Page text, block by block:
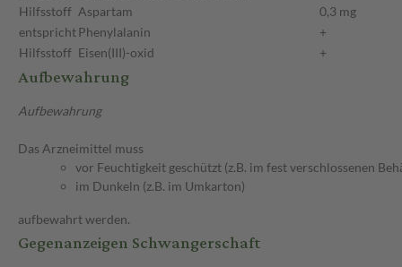
Hilfsstoff Aspartam
0,3 mg
entsprichtPhenylalanin
+
Hilfsstoff Eisen(III)-oxid +
Aufbewahrung
Aufbewahrung
Das Arzneimittel muss
vor Feuchtigkeit geschützt (z.B. im fest verschlossenen
im Dunkeln (z.B. im Umkarton)
aufbewahrt werden.
Gegenanzeigen Schwangerschaft